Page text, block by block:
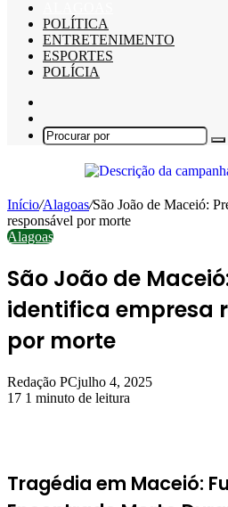
POLÍTICA
ENTRETENIMENTO
ESPORTES
POLÍCIA
skin
Início/Alagoas/São João de Maceió:
responsável por morte
Alagoas
São João de
identifica empresa
por morte
Redação PCjulho 4, 2025
17 1 minuto de leitura
Tragédia em Maceió: